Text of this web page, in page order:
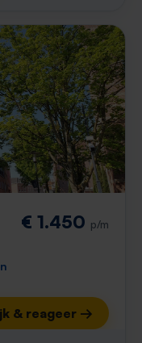
€ 1.450 p/m
& reageer →